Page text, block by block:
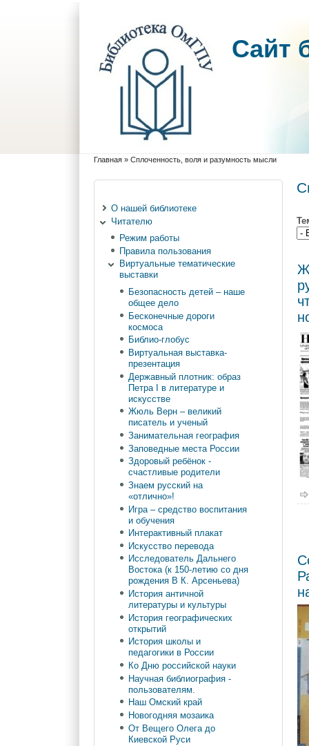
Cайт
Главная »Сплоченность, воля и разумность мысли
О нашей библиотеке
Читателю
Режим работы
Правила пользования
Виртуальные тематические
выставки
Безопасность детей – наше
общее дело
Бесконечные дороги
космоса
Библио-глобус
Виртуальная выставка-
презентация
Державный плотник: образ
Петра I в литературе и
искусстве
Жюль Верн – великий
писатель и ученый
Занимательная география
Заповедные места России
Здоровый ребёнок -
счастливые родители
Знаем русский на
«отлично»!
Игра – средство воспитания
и обучения
Интерактивный плакат
Искусство перевода
Исследователь Дальнего
Востока (к 150-летию со дня
рождения В К. Арсеньева)
История античной
литературы и культуры
История географических
открытий
История школы и
педагогики в России
Ко Дню российской науки
Научная библиография -
пользователям.
Наш Омский край
Новогодняя мозаика
От Вещего Олега до
Киевской Руси